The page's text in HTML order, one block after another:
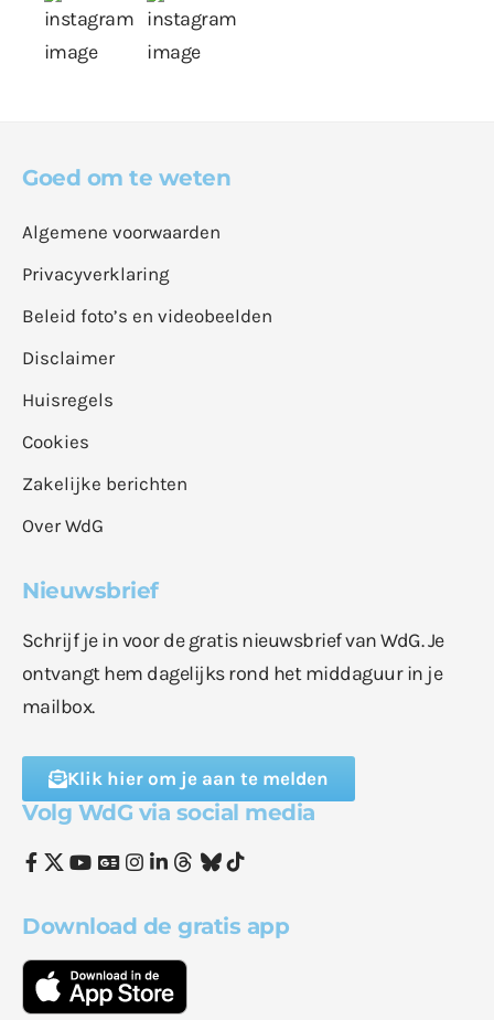
Goed om te weten
Algemene voorwaarden
Privacyverklaring
Beleid foto’s en videobeelden
Disclaimer
Huisregels
Cookies
Zakelijke berichten
Over WdG
Nieuwsbrief
Schrijf je in voor de gratis nieuwsbrief van WdG. Je
ontvangt hem dagelijks rond het middaguur in je
mailbox.
Klik hier om je aan te melden
Volg WdG via social media
Download de gratis app